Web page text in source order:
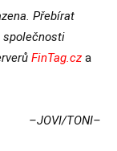
Přebírat
společnosti
FinTag.cz a
–JOVI/TONI–